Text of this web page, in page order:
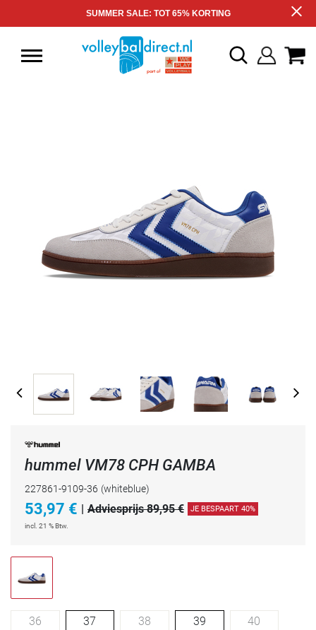
SUMMER SALE: TOT 65% KORTING
hummel VM78 CPH GAMBA
227861-9109-36 (whiteblue)
53,97 € | Adviesprijs 89,95 € JE BESPAART 40%
incl. 21 % Btw.
36 37 38 39 40